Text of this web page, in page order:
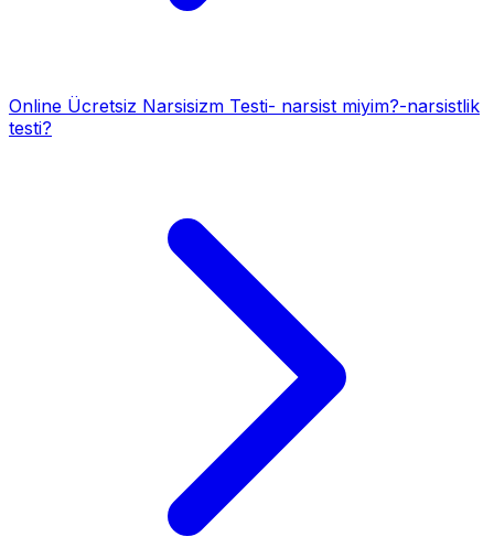
Online Ücretsiz Narsisizm Testi- narsist miyim?-narsistlik
testi?